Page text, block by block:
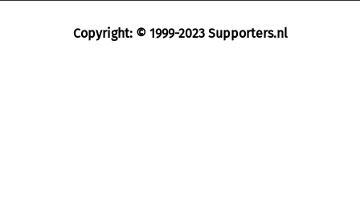
Copyright: © 1999-2023 Supporters.nl